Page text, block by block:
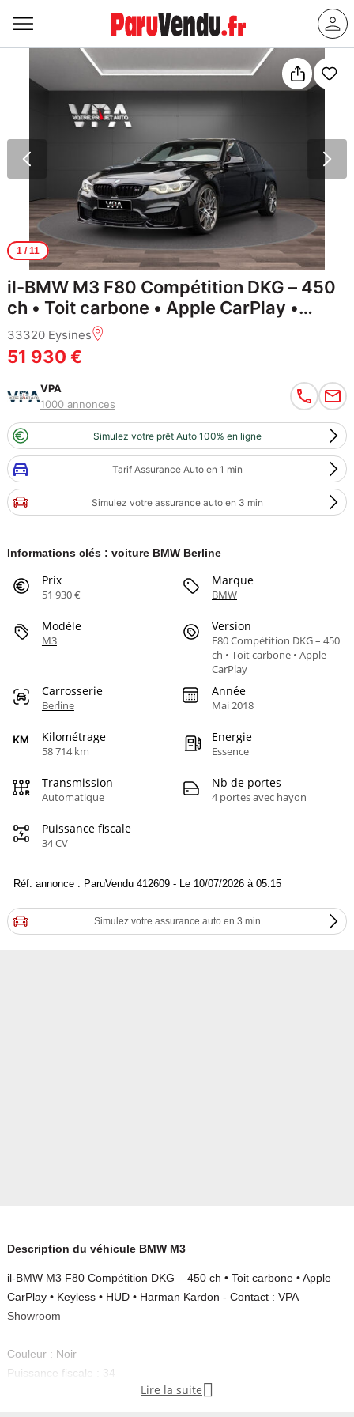
1/ 11
il-BMW M3 F80 Compétition DKG – 450
ch • Toit carbone • Apple CarPlay •
Keyless • HUD • Harman Kardon
33320 Eysines
51 930 €
VPA
1000 annonces
Simulez votre prêt Auto 100% en ligne
Tarif Assurance Auto en 1 min
Simulez votre assurance auto en 3 min
Informations clés : voiture BMW Berline
Prix
51 930 €
Marque
BMW
Modèle
M3
Version
F80 Compétition DKG – 450
ch • Toit carbone • Apple
CarPlay
Carrosserie
Berline
Année
Mai 2018
Kilométrage
58 714 km
Energie
Essence
Transmission
Automatique
Nb de portes
4 portes avec hayon
Puissance fiscale
34 CV
Réf. annonce : ParuVendu 412609 - Le 10/07/2026 à 05:15
Simulez votre assurance auto en 3 min
Description du véhicule BMW M3
il-BMW M3 F80 Compétition DKG – 450 ch • Toit carbone • Apple
CarPlay • Keyless • HUD • Harman Kardon - Contact : VPA
Showroom
Couleur : Noir
Puissance fiscale : 34
Lire la suite 